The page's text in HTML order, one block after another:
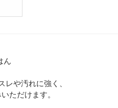
ん
レや汚れに強く、
ただけます。